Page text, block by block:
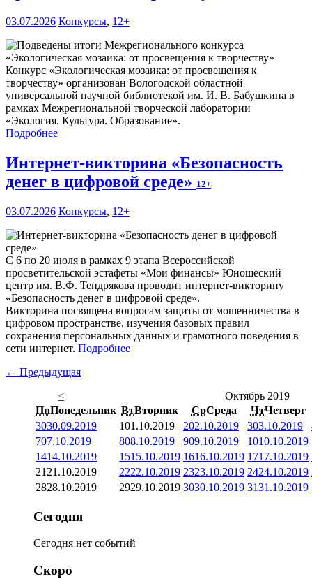
03.07.2026 Конкурсы, 12+
Конкурс «Экологическая мозаика: от просвещения к
творчеству» организован Вологодской областной
универсальной научной библиотекой им. И. В. Бабушкина в
рамках Межрегиональной творческой лаборатории
«Экология. Культура. Образование».
Подробнее
Интернет-викторина «Безопасность
денег в цифровой среде» 12+
03.07.2026 Конкурсы, 12+
С 6 по 20 июля в рамках 9 этапа Всероссийской
просветительской эстафеты «Мои финансы» Юношеский
центр им. В.Ф. Тендрякова проводит интернет-викторину
«Безопасность денег в цифровой среде».
Викторина посвящена вопросам защиты от мошенничества в
цифровом пространстве, изучения базовых правил
сохранения персональных данных и грамотного поведения в
сети интернет. Подробнее
← Предыдущая
<
Октябрь 2019
ПнПонедельник ВтВторник СрСреда ЧтЧетверг
3030.09.2019 101.10.2019 202.10.2019 303.10.2019
707.10.2019 808.10.2019 909.10.2019 1010.10.2019
1414.10.2019 1515.10.2019 1616.10.2019 1717.10.2019
21 21.10.2019 2222.10.2019 2323.10.2019 2424.10.2019
2828.10.2019 2929.10.2019 3030.10.2019 3131.10.2019
Сегодня
Сегодня нет событий
Скоро